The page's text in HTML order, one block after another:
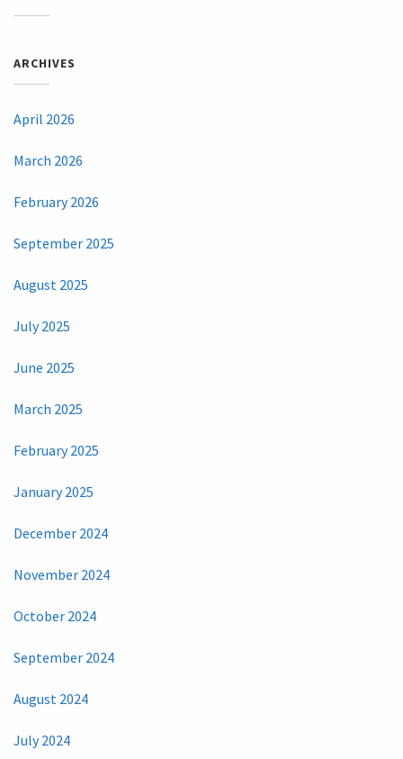
ARCHIVES
April 2026
March 2026
February 2026
September 2025
August 2025
July 2025
June 2025
March 2025
February 2025
January 2025
December 2024
November 2024
October 2024
September 2024
August 2024
July 2024